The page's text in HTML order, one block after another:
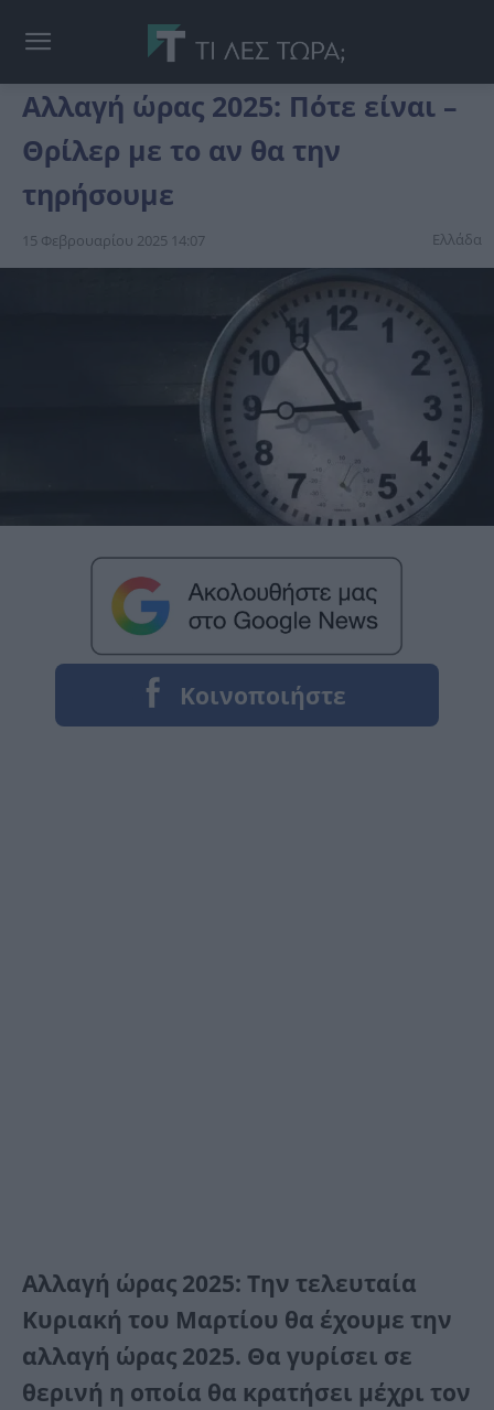
Αλλαγή ώρας 2025: Πότε είναι –
Θρίλερ με το αν θα την
τηρήσουμε
15 Φεβρουαρίου 2025 14:07 Ελλάδα
Αλλαγή ώρας 2025: Την τελευταία
Κυριακή του Μαρτίου θα έχουμε την
αλλαγή ώρας 2025. Θα γυρίσει σε
θερινή η οποία θα κρατήσει μέχρι τον